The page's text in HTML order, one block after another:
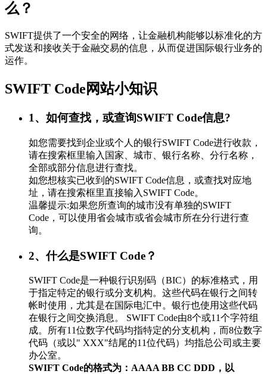
么？
SWIFT提供了一个安全的网络，让金融机构能够以标准化的方
式发送和接收关于金融交易的信息，从而促进国际银行业务的
运作。
SWIFT Code网站小知识
1、如何查找，或查询SWIFT Code信息?
如您需要找到企业或个人的银行SWIFT Code进行收款，
请在搜索框里输入国家、城市、银行名称、分行名称，
全部或部分信息进行查找。
如您想核实已收到的SWIFT Code信息，或查找对应地
址，请在搜索框里直接输入SWIFT Code。
温馨提示:如果您所查询的城市没有单独的SWIFT
Code，可以使用省会城市或省会城市所在分行进行查
询。
2、什么是SWIFT Code？
SWIFT Code是一种银行识别码（BIC）的标准格式，用
于指定特定的银行或分支机构。这些代码在银行之间转
帐时使用，尤其是在国际电汇中。银行也使用这些代码
在银行之间交换消息。 SWIFT Code由8个或11个字符组
成。所有11位数字代码均指特定的分支机构，而8位数字
代码（或以" XXX"结尾的11位代码）均指总公司或主要
办公室。
SWIFT Code的格式为：AAAA BB CC DDD，以